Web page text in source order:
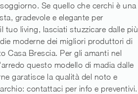
Se quello che cerchi è una
gradevole e elegante per
tuo living, lasciati stuzzicare dalle più
moderne dei migliori produttori di
Casa Brescia. Per gli amanti nel
questo modello di madia dalle
garatisce la qualità del noto e
contattaci per info e preventivi.